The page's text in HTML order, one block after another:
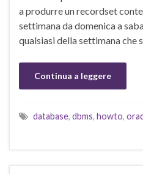
a produrre un recordset
settimana da domenica a
qualsiasi della settimana che
Continua a leggere
database, dbms, howto,